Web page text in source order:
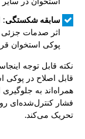
استخوان در
سابقه شکستگی
اثر صدمات
پوکی استخوان
نکته قابل توجه
قابل اصلاح در پوکی
همراه‌اند به
فشار کنترل‌شده‌ای
تحریک می‌کند.